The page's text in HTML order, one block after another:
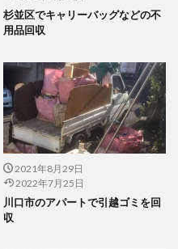
杉並区でキャリーバッグなどの不
用品回収
2021年8月29日
2022年7月25日
川口市のアパートで引越ゴミを回
収